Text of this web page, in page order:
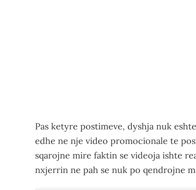
Pas ketyre postimeve, dyshja nuk
edhe ne nje video promocionale te
sqarojne mire faktin se videoja ishte
nxjerrin ne pah se nuk po qendrojne